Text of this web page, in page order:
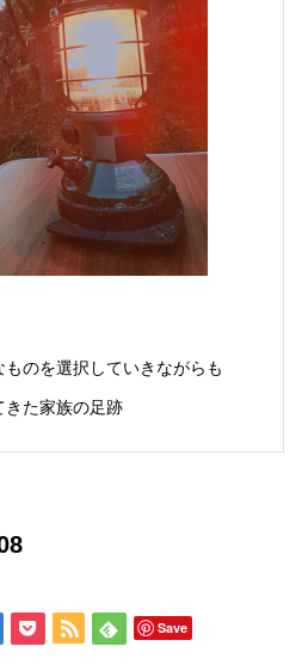
のを選択していきながらも
きた家族の足跡
Save